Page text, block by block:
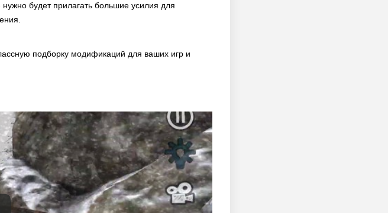
будет прилагать большие усилия для
подборку модификаций для ваших игр и